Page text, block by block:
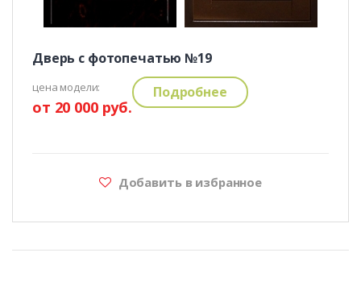
Дверь с фотопечатью №19
цена модели:
от 20 000 руб.
Подробнее
Добавить в избранное